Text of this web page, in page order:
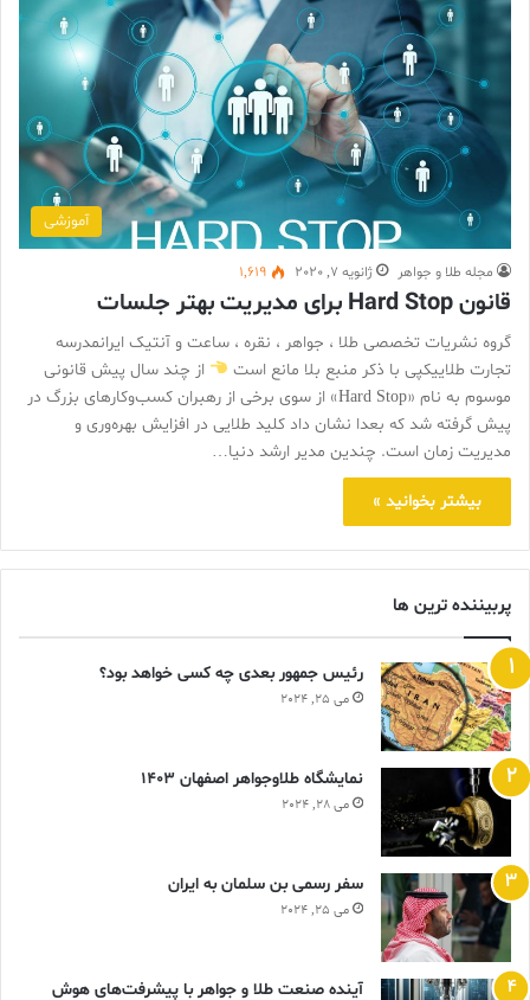
آموزشی
مجله طلا و جواهر ژانویه 7, 2020 1,619
قانون Hard Stop برای مدیریت بهتر جلسات
گروه نشریات تخصصی طلا ، جواهر ، نقره ، ساعت و آنتیک ایرانمدرسه
تجارت طلاییکپی با ذکر منبع بلا مانع است
از چند سال پیش قانونی
موسوم به نام «Hard Stop» از سوی برخی از رهبران کسب‌وکارهای بزرگ در
پیش گرفته شد که بعدا نشان داد کلید طلایی در افزایش بهره‌وری و
مدیریت زمان است. چندین مدیر ارشد دنیا…
بیشتر بخوانید »
پربیننده ترین ها
رئیس جمهور بعدی چه کسی خواهد بود؟
می 25, 2024
نمایشگاه طلاوجواهر اصفهان 1403
می 28, 2024
سفر رسمی بن سلمان به ایران
می 25, 2024
آینده صنعت طلا و جواهر با پیشرفت‌های هوش